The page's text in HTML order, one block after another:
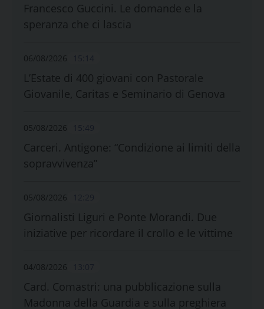
Francesco Guccini. Le domande e la
speranza che ci lascia
06/08/2026
L’Estate di 400 giovani con Pastorale
Giovanile, Caritas e Seminario di Genova
05/08/2026
Carceri. Antigone: “Condizione ai limiti della
sopravvivenza”
05/08/2026
Giornalisti Liguri e Ponte Morandi. Due
iniziative per ricordare il crollo e le vittime
04/08/2026
Card. Comastri: una pubblicazione sulla
Madonna della Guardia e sulla preghiera